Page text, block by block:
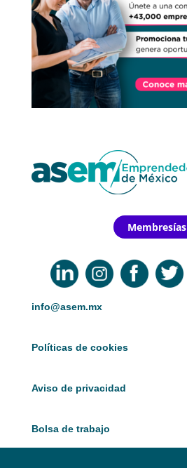
Membresías
info@asem.mx
Políticas de cookies
Aviso de privacidad
Bolsa de trabajo